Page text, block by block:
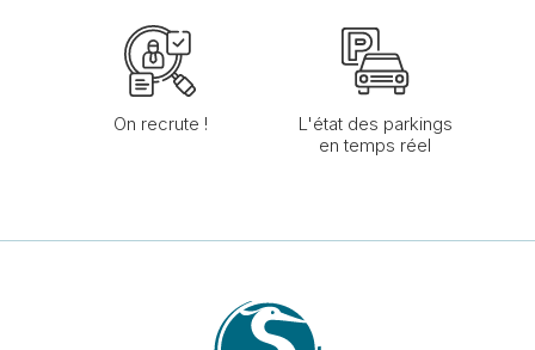
On recrute !
L'état des parkings
en temps réel